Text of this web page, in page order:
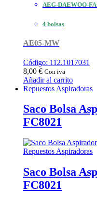
AEG-DAEWOO-
4 bolsas
AE05-MW
Código: 112.1017031
8,00 € Con iva
Añadir al carrito
Repuestos Aspiradoras
Saco Bolsa
FC8021
Repuestos Aspiradoras
Saco Bolsa
FC8021